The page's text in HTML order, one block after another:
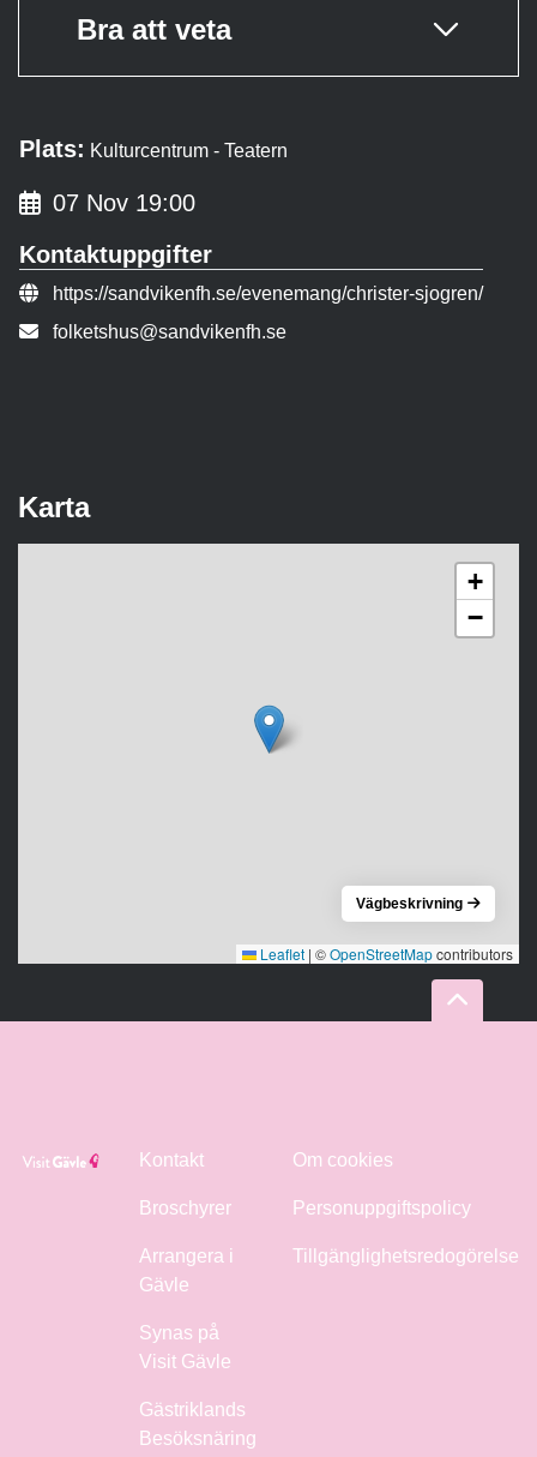
Bra att veta
Plats: Kulturcentrum - Teatern
07 Nov 19:00
Kontaktuppgifter
Evenemangslänk:
https://sandvikenfh.se/evenemang/christer-sjogren/
E-post:
folketshus@sandvikenfh.se
Karta
+
−
Leaflet | ©OpenStreetMapcontributors
Vägbeskrivning
Kontakt
Broschyrer
Arrangera i
Gävle
Synas på
Visit Gävle
Gästriklands
Besöksnäring
Om cookies
Personuppgiftspolicy
Tillgänglighetsredogörelse